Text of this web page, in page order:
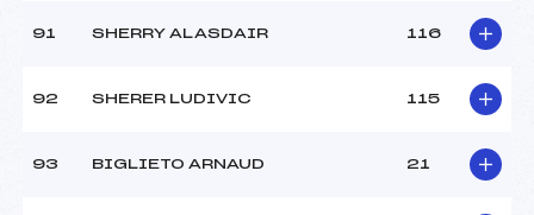
91 SHERRY ALASDAIR 116
92 SHERER LUDIVIC 115
93 BIGLIETO ARNAUD 21